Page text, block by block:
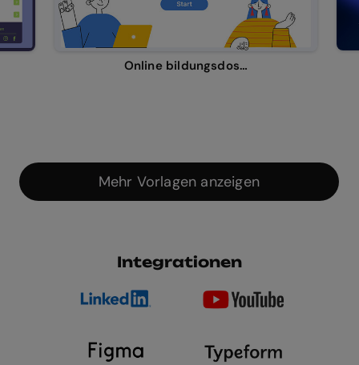
Online bildungsdossier
Mehr Vorlagen anzeigen
Integrationen